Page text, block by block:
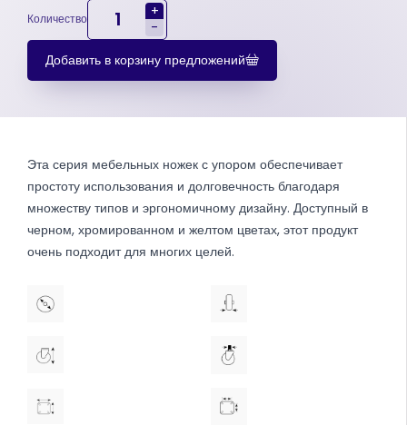
Количество
+
-
Добавить в корзину предложений
Эта серия мебельных ножек с упором обеспечивает
простоту использования и долговечность благодаря
множеству типов и эргономичному дизайну. Доступный в
черном, хромированном и желтом цветах, этот продукт
очень подходит для многих целей.